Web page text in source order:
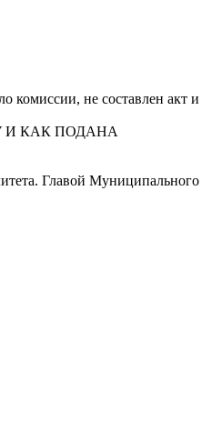
комиссии, не составлен акт и
И КАК ПОДАНА
Главой Муниципального